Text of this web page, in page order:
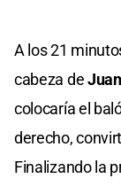
A los 21
cabeza de
colocaría el
derecho,
Finalizando la